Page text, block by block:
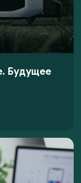
Будущее